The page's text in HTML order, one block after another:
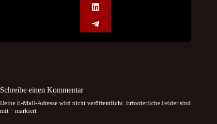
Schreibe einen Kommentar
Deine E-Mail-Adresse wird nicht veröffentlicht. Erforderliche Felder sind
mit * markiert